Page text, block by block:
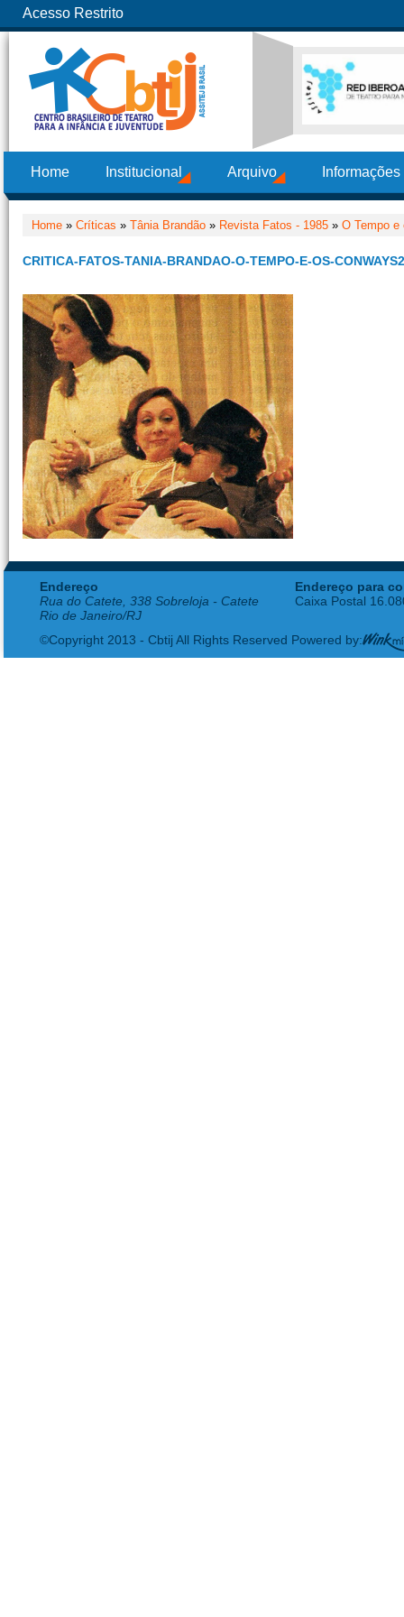
Acesso Restrito
Home Institucional Arquivo
Home » Críticas » Tânia Brandão » Revista Fatos - 1985 » O Tempo e
CRITICA-FATOS-TANIA-BRANDAO-O-TEMPO-E-OS-
Endereço
Rua do Catete, 338 Sobreloja - Catete
Rio de Janeiro/RJ
Endereço para
Caixa Postal
©Copyright 2013 - Cbtij All Rights Reserved Powered by: